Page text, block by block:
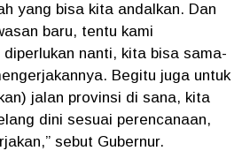
yang bisa kita andalkan. Dan
baru, tentu kami
diperlukan nanti, kita bisa sama-
Begitu juga untuk
jalan provinsi di sana, kita
dini sesuai perencanaan,
sebut Gubernur.